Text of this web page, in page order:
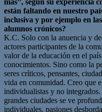
están faltando en nuestro
inclusiva y por ejemplo en
alumnos crónicos?
K.C. Solo con la anuencia y
actores participantes de la
valor de la educación en el
conocimientos. Sino como la
seres críticos, pensantes,
vida en comunidad. Creo que
individualistas y no
grandes ciudades se ve
individuales, pasiones